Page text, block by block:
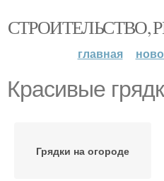
СТРОИТЕЛЬСТВО,
главная
Красивые
Грядки на огороде